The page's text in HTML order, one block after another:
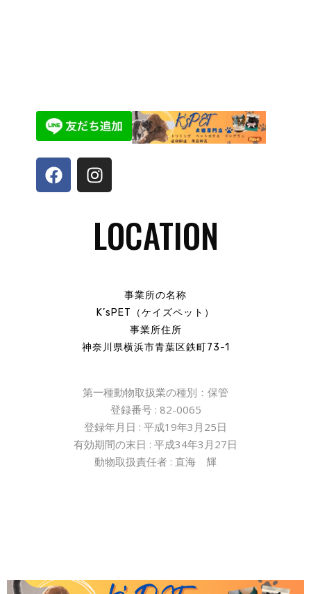
LOCATION
事業所の名称
K’sPET（ケイズペット）
事業所住所
神奈川県横浜市青葉区鉄町73-1
第一種動物取扱業の種別：保管
登録番号: 82-0065
登録年月日 : 平成19年3 月 25日
有効期間の末日 : 平成34年3 月 27日
動物取扱責任者 : 直海 輝